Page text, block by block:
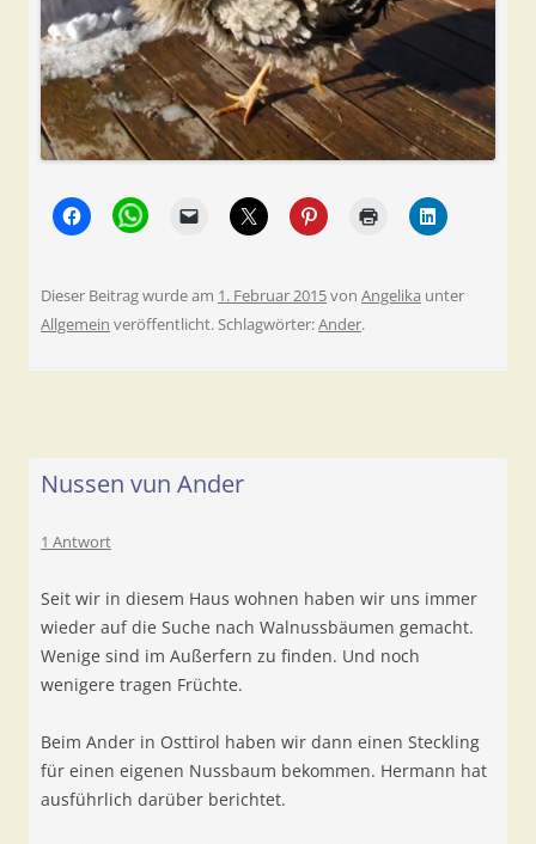
Dieser Beitrag wurde am 1. Februar 2015von Angelika unter
Allgemein veröffentlicht. Schlagwörter:Ander.
Nussen vun Ander
1 Antwort
Seit wir in diesem Haus wohnen haben wir uns immer
wieder auf die Suche nach Walnussbäumen gemacht.
Wenige sind im Außerfern zu finden. Und noch
wenigere tragen Früchte.
Beim Ander in Osttirol haben wir dann einen Steckling
für einen eigenen Nussbaum bekommen. Hermann hat
ausführlich darüber berichtet.